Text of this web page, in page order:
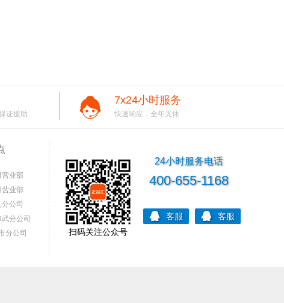
证援助
7x24小时服务
快速响应，全年无休
业部
业部
公司
分公司
分公司
扫码关注公众号
24小时服务电话
400-655-1168
客服 客服